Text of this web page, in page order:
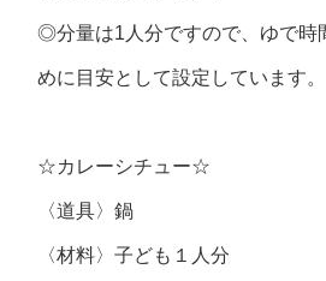
◎分量は1人分ですので、ゆで時
めに目安として設定しています。
☆カレーシチュー☆
〈道具〉鍋
〈材料〉子ども１人分